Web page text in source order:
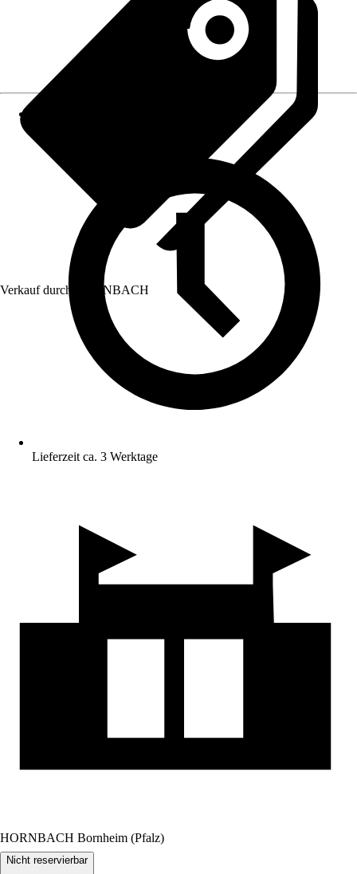
Verkauf durch: HORNBACH
Lieferzeit ca. 3 Werktage
HORNBACH Bornheim (Pfalz)
Nicht reservierbar